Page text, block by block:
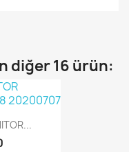
diğer 16 ürün: